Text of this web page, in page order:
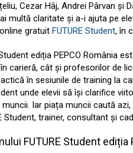
Cezar Hâj, Andrei Pârvan și
multă claritate și a-i ajuta pe
gratuit FUTURE Student, în
ediția PEPCO România
carieră, cât și profesorilor de
în sesiunile de training la
unde elevii să își clarifice
Iar piața muncii caută
Student, trainer, consultant și
FUTURE Student